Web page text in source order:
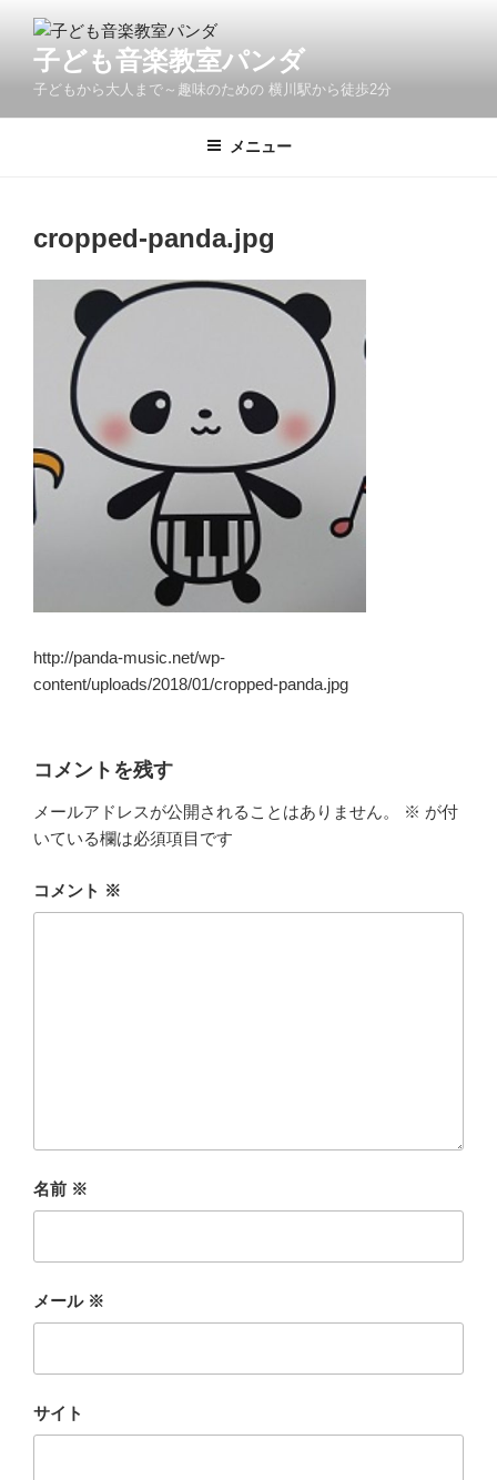
ツ
子ども音楽教室パンダ
子どもから大人まで～趣味のための 横川駅から徒歩2分
メニュー
cropped-panda.jpg
http://panda-music.net/wp-
content/uploads/2018/01/cropped-panda.jpg
コメントを残す
メールアドレスが公開されることはありません。 ※ が付
いている欄は必須項目です
コメント ※
名前 ※
メール ※
サイト